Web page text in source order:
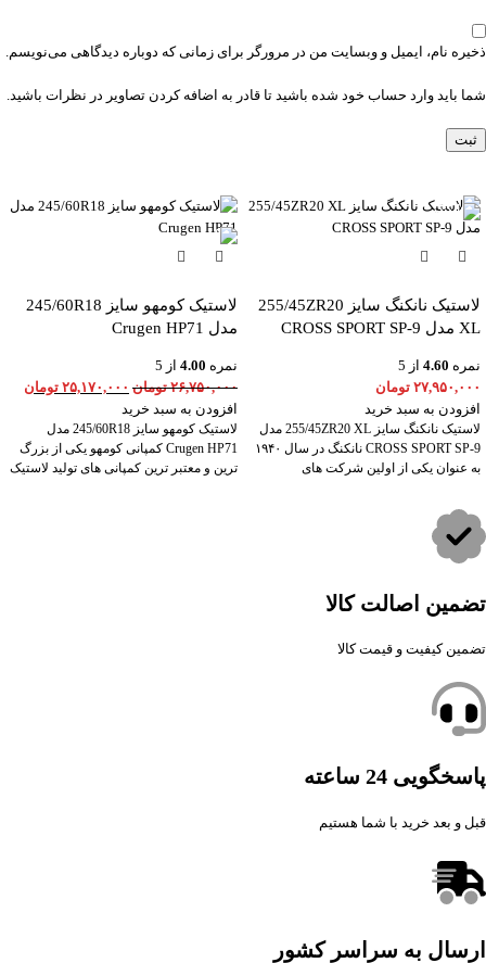
ذخیره نام، ایمیل و وبسایت من در مرورگر برای زمانی که دوباره دیدگاهی می‌نویسم.
شما باید وارد حساب خود شده باشید تا قادر به اضافه کردن تصاویر در نظرات باشید.
لاستیک نانکنگ سایز 255/45ZR20
XL مدل CROSS SPORT SP-9
نمره 4.60 از 5
۲۷,۹۵۰,۰۰۰ تومان
افزودن به سبد خرید
لاستیک نانکنگ سایز 255/45ZR20 XL مدل
CROSS SPORT SP-9 نانکنگ در سال ۱۹۴۰
به عنوان یکی از اولین شرکت های
-6%
لاستیک کومهو سایز 245/60R18
مدل Crugen HP71
نمره 4.00 از 5
۲۶,۷۵۰,۰۰۰ تومان ۲۵,۱۷۰,۰۰۰ تومان
افزودن به سبد خرید
لاستیک کومهو سایز 245/60R18 مدل
Crugen HP71 کمپانی کومهو یکی از بزرگ
ترین و معتبر ترین کمپانی های تولید لاستیک
تضمین اصالت کالا
تضمین کیفیت و قیمت کالا
پاسخگویی 24 ساعته
قبل و بعد خرید با شما هستیم
ارسال به سراسر کشور